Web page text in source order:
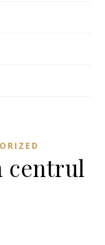
centrul